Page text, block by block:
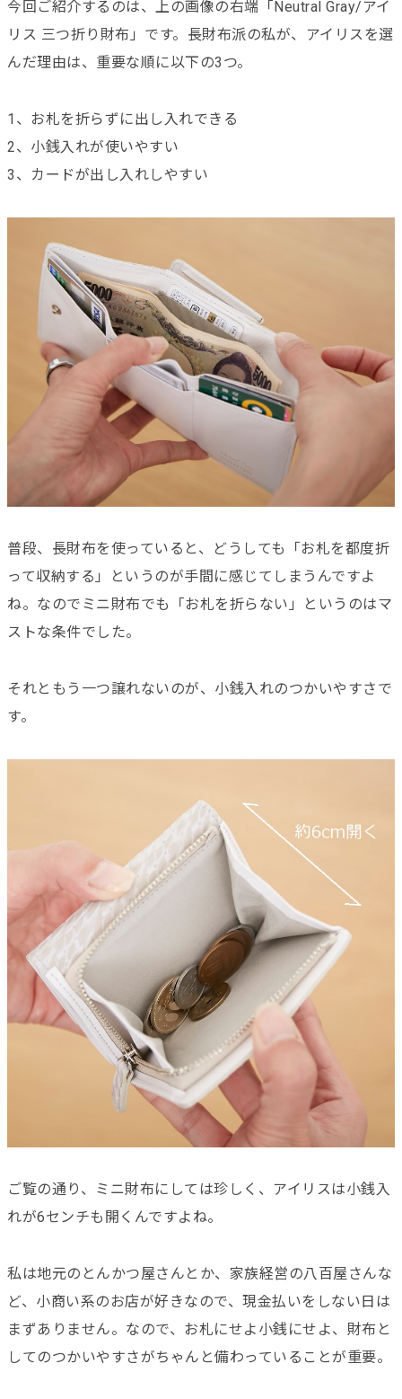
今回ご紹介するのは、上の画像の右端「Neutral Gray/アイ
リス 三つ折り財布」です。長財布派の私が、アイリスを選
んだ理由は、重要な順に以下の3つ。
1、お札を折らずに出し入れできる
2、小銭入れが使いやすい
3、カードが出し入れしやすい
普段、長財布を使っていると、どうしても「お札を都度折
って収納する」というのが手間に感じてしまうんですよ
ね。なのでミニ財布でも「お札を折らない」というのはマ
ストな条件でした。
それともう一つ譲れないのが、小銭入れのつかいやすさで
す。
ご覧の通り、ミニ財布にしては珍しく、アイリスは小銭入
れが6センチも開くんですよね。
私は地元のとんかつ屋さんとか、家族経営の八百屋さんな
ど、小商い系のお店が好きなので、現金払いをしない日は
まずありません。なので、お札にせよ小銭にせよ、財布と
してのつかいやすさがちゃんと備わっていることが重要。